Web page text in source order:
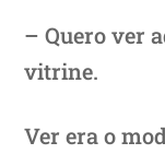
– Quero ver
vitrine.
Ver era o